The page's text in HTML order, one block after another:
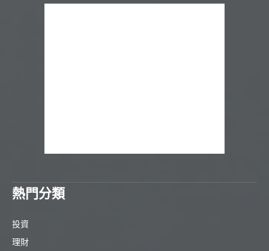
熱門分類
投資
理財